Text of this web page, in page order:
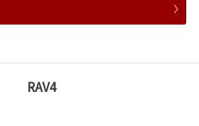
RAV4